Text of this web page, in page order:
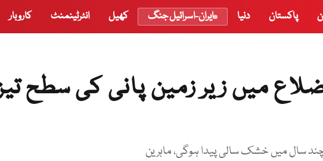
پاکستان دنیا ایران-اسرائیل جنگ کھیل انٹرٹینمنٹ کاروبار
پختونخوا کے 5 اضلاع میں زیر زمین پانی کی سطح
سال میں خشک سالی پیدا ہوگی، ماہرین